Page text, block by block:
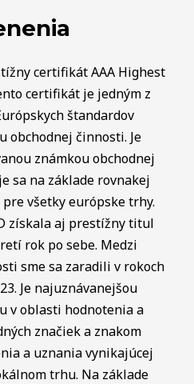
certifikát AAA Highest
certifikát je jedným z
štandardov
obchodnej činnosti. Je
známkou obchodnej
sa na základe rovnakej
všetky európske trhy.
získala aj prestížny titul
rok po sebe. Medzi
sme sa zaradili v rokoch
Je najuznávanejšou
v oblasti hodnotenia a
značiek a znakom
a uznania vynikajúcej
trhu. Na základe